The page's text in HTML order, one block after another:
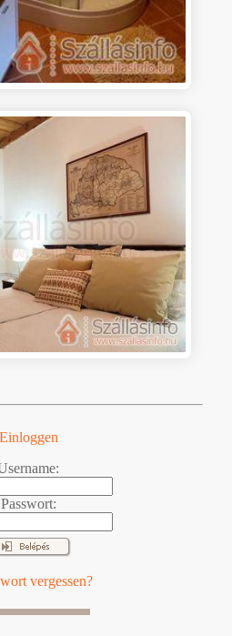
Einloggen
Passwort:
vergessen?